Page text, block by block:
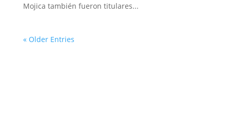
Mojica también fueron titulares...
« Older Entries